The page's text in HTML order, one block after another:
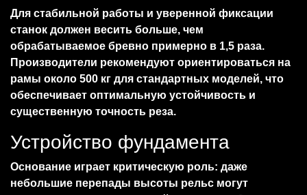
Для стабильной работы и уверенной фиксации
станок должен весить больше, чем
обрабатываемое бревно примерно в 1,5 раза.
Производители рекомендуют ориентироваться на
рамы около 500 кг для стандартных моделей, что
обеспечивает оптимальную устойчивость и
существенную точность реза.
Устройство фундамента
Основание играет критическую роль: даже
небольшие перепады высоты рельс могут